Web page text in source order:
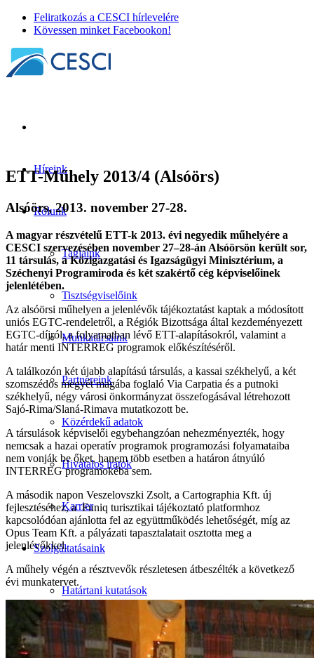
Feliratkozás a CESCI hírlevelére
Kövessen minket Facebookon!
Híreink
Rólunk
Tagjaink
Tisztségviselőink
Munkatársaink
Partnereink
Közérdekű adatok
Hivatalos iratok
Karrier
Szolgáltatásaink
Határtani kutatások
Stratégiai tervezés
ETT-Műhely 2013/4 (Alsóörs)
Alsóörs, 2013. november 27-28.
A magyar részvételű ETT-k 2013. évi negyedik műhelyére a
CESCI szervezésében november 27–28-án Alsóörsön került sor,
11 társulás, a Közigazgatási és Igazságügyi Minisztérium, a
Széchenyi Programiroda és két szakértő cég képviselőinek
jelenlétében.
Az alsóörsi műhelyen a jelenlévők tájékoztatást kaptak a módosított
uniós EGTC-rendeletről, a Régiók Bizottsága által kezdeményezett
EGTC-díjról, a folyamatban lévő ETT-alapításokról, valamint a
határ menti INTERREG programok előkészítéséről.
A találkozón két újabb alapítású társulás, a kassai székhelyű, a két
szomszédos megyét magába foglaló Via Carpatia és a putnoki
székhelyű, négy városi önkormányzat összefogásával létrehozott
Sajó-Rima/Slaná-Rimava mutatkozott be.
A társulások képviselői egybehangzóan nehezményezték, hogy
nemcsak a hazai operatív programok programozási folyamataiba
nem vonják be őket, hanem több esetben a határon átnyúló
INTERREG programokéba sem.
A második napon Veszelovszki Zsolt, a Cartographia Kft. új
fejlesztéséhez, a Funiq turisztikai tájékoztató platformhoz
kapcsolódóan ajánlotta fel az együttműködés lehetőségét, míg az
Opus Team Kft. a pályázati tapasztalatait osztotta meg a
jelenlévőkkel.
A műhely végén a résztvevők részletesen átbeszélték a következő
évi munkatervet.